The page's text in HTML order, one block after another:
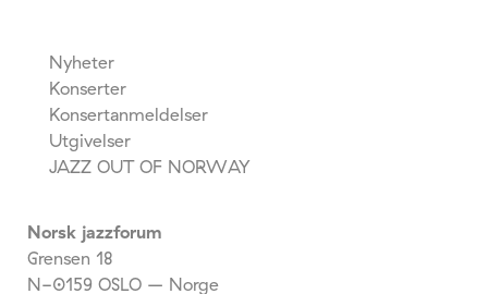
Nyheter
Konserter
Konsertanmeldelser
Utgivelser
JAZZ OUT OF NORWAY
Norsk jazzforum
Grensen 18
N-0159 OSLO – Norge